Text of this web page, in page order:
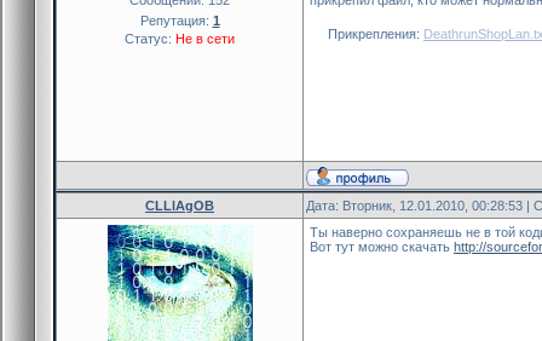
Репутация: 1
Статус: Не в сети Прикрепления:
CLLlAgOB Дата: Вторник, 12.01.2010, 00:28:53 |
Ты наверно сохраняешь не в той
Вот тут можно скачать http://